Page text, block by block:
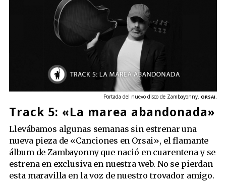
Portada del nuevo disco de Zambayonny. ORSAI.
Track 5: «La marea abandonada»
Llevábamos algunas semanas sin estrenar una
nueva pieza de «Canciones en Orsai», el flamante
álbum de Zambayonny que nació en cuarentena y se
estrena en exclusiva en nuestra web. No se pierdan
esta maravilla en la voz de nuestro trovador amigo.